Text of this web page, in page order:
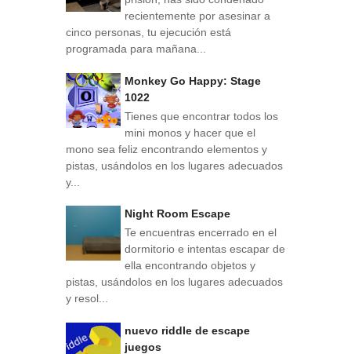
recientemente por asesinar a
cinco personas, tu ejecución está
programada para mañana...
Monkey Go Happy: Stage
1022
Tienes que encontrar todos los
mini monos y hacer que el
mono sea feliz encontrando elementos y
pistas, usándolos en los lugares adecuados
y...
Night Room Escape
Te encuentras encerrado en el
dormitorio e intentas escapar de
ella encontrando objetos y
pistas, usándolos en los lugares adecuados
y resol...
nuevo riddle de escape
juegos